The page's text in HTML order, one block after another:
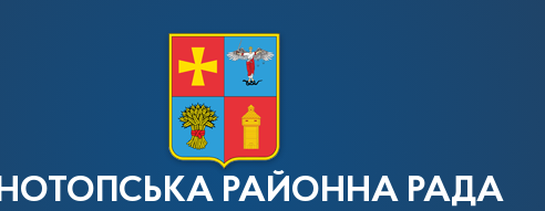
РАЙОННА РАДА